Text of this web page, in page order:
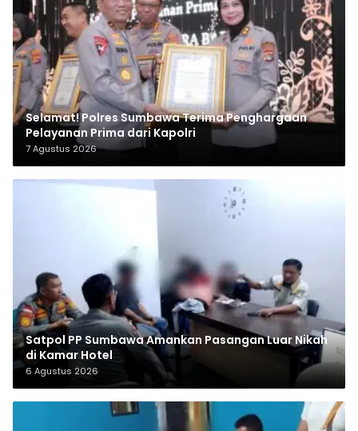
Selamat! Polres Sumbawa Terima Penghargaan
Pelayanan Prima dari Kapolri
7 Agustus 2026
Satpol PP Sumbawa Amankan Pasangan Luar Nikah
di Kamar Hotel
6 Agustus 2026